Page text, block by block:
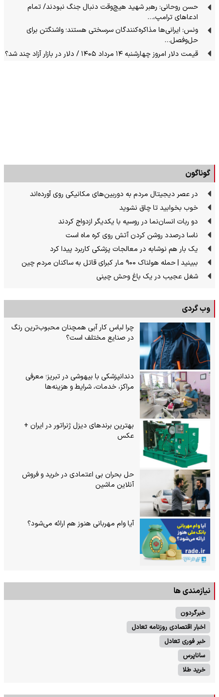
حسن روحانی: رهبر شهید هیچ‌وقت دنبال جنگ نبودند/ تمام
ادعاهای ترامپ،…
ونس: ایرانی‌ها مذاکره‌کنندگان سرسختی هستند؛ واشنگتن برای
حل‌وفصل…
قیمت دلار امروز چهارشنبه ۱۴ مرداد ۱۴۰۵ / دلار در بازار آزاد چند شد؟
گوناگون
در عصر دیجیتال مردم به دوربین‌های مکانیکی روی آورده‌اند
خوب بخوابید تا چاق نشوید
دو ربات انسان‌نما در روسیه با یکدیگر ازدواج کردند
ناسا درصدد روشن کردن آتش روی کره ماه است
یک بار هم نوشابه در معالجات پزشکی کاربرد پیدا کرد
ببینید | حمله هولناک ۹۰۰ مار کبرای قاتل به ساکنان مردم چین
شغل عجیب در یک باغ وحش چینی
وب گردی
چرا لباس کار آبی همچنان محبوب‌ترین رنگ
در صنایع مختلف است؟
دندانپزشکی با بیهوشی در تبریز؛ معرفی
مراکز، خدمات، شرایط و هزینه‌ها
بهترین برندهای دیزل ژنراتور در ایران +
عکس
حل بحران بی‌ اعتمادی در خرید و فروش
آنلاین ماشین
آیا وام مهربانی هنوز هم ارائه می‌شود؟
نیازمندی ها
خبرگردون
اخبار اقتصادی روزنامه تعادل
خبر فوری تعادل
ساناپرس
خرید طلا